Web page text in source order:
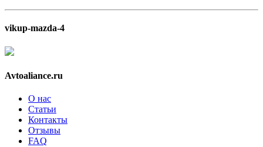
vikup-mazda-4
Avtoaliance.ru
О нас
Статьи
Контакты
Отзывы
FAQ